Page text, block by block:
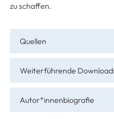
zu schaffen.
Quellen
Weiterführende
Autor*innenbiografie